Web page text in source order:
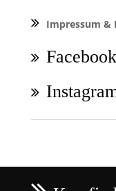
Impressum &
Facebook